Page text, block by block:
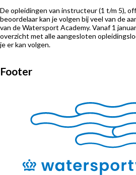
De opleidingen van instructeur (1 t/m 5),
beoordelaar kan je volgen bij veel van de
van de Watersport Academy. Vanaf 1
overzicht met alle aangesloten
je er kan volgen.
Footer